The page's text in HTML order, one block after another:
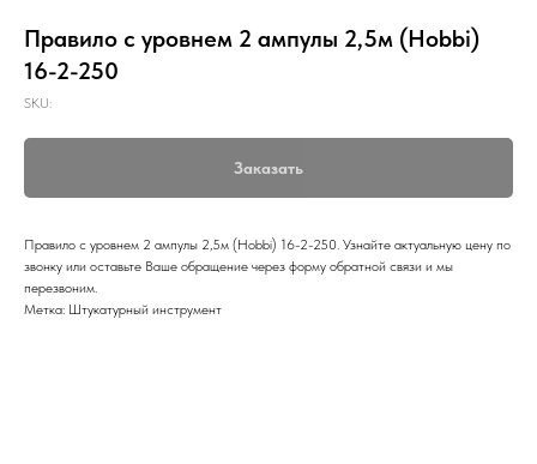
Правило с уровнем 2 ампулы 2,5м (Hobbi)
16-2-250
SKU:
Заказать
Правило с уровнем 2 ампулы 2,5м (Hobbi) 16-2-250. Узнайте актуальную цену по
звонку или оставьте Ваше обращение через форму обратной связи и мы
перезвоним.
Метка: Штукатурный инструмент